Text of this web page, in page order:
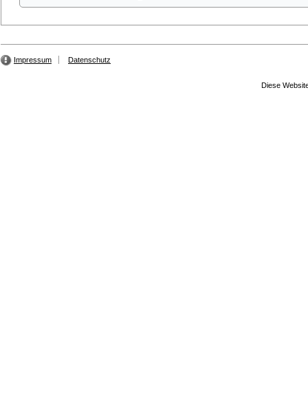
Impressum Datenschutz
Diese